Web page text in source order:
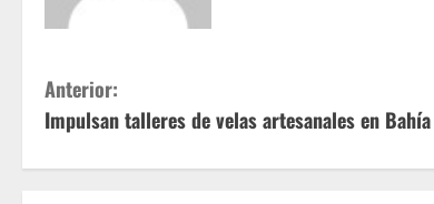
S
i
g
Anterior:
Impulsan talleres de velas artesanales en